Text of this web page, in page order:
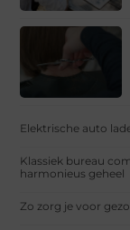
Elektrische auto
Klassiek bureau
harmonieus geheel
Zo zorg je voor